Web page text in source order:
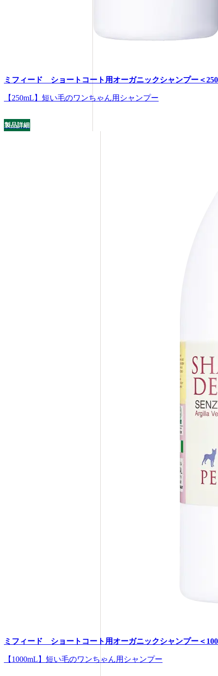
ミフィード ショートコート用オーガニックシャンプー＜
【250mL】短い毛のワンちゃん用シャンプー
製品詳細
ミフィード ショートコート用オーガニックシャンプー＜
【1000mL】短い毛のワンちゃん用シャンプー